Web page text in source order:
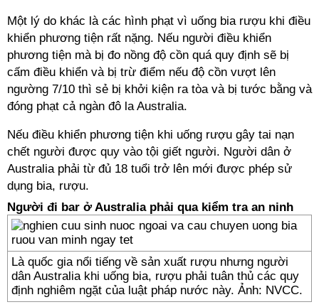
Một lý do khác là các hình phạt vì uống bia rượu khi điều
khiển phương tiện rất nặng. Nếu người điều khiển
phương tiện mà bị đo nồng độ cồn quá quy định sẽ bị
cấm điều khiển và bị trừ điểm nếu độ cồn vượt lên
ngường 7/10 thì sẻ bị khởi kiện ra tòa và bị tước bằng và
đóng phạt cả ngàn đô la Australia.
Nếu điều khiển phương tiện khi uống rượu gây tai nạn
chết người được quy vào tội giết người. Người dân ở
Australia phải từ đủ 18 tuổi trở lên mới được phép sử
dụng bia, rượu.
Người đi bar ở Australia phải qua kiểm tra an ninh
Là quốc gia nổi tiếng về sản xuất rượu nhưng người
dân Australia khi uống bia, rượu phải tuân thủ các quy
định nghiêm ngặt của luật pháp nước này. Ảnh: NVCC.